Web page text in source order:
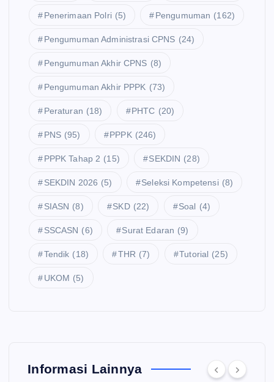
Penerimaan Polri (5) Pengumuman (162)
Pengumuman Administrasi CPNS (24)
Pengumuman Akhir CPNS (8)
Pengumuman Akhir PPPK (73)
Peraturan (18) PHTC (20)
PNS (95) PPPK (246)
PPPK Tahap 2 (15) SEKDIN (28)
SEKDIN 2026 (5) Seleksi Kompetensi (8)
SIASN (8) SKD (22) Soal (4)
SSCASN (6) Surat Edaran (9)
Tendik (18) THR (7) Tutorial (25)
UKOM (5)
Informasi Lainnya